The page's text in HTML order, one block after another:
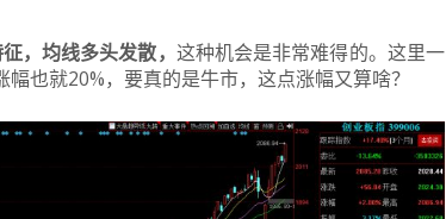
，均线多头发散， 这种机会是非常难得的。 这里一
也就20%，要真的是牛市，这点涨幅又算啥？